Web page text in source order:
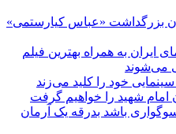
بزرگداشت «عباس کیارستمی»
به همراه بهترین فیلم
می‌شوند
سینمایی خود را کلید می‌زند
شهید را خواهیم گرفت
سوگواری باشد بدرقه یک آرمان